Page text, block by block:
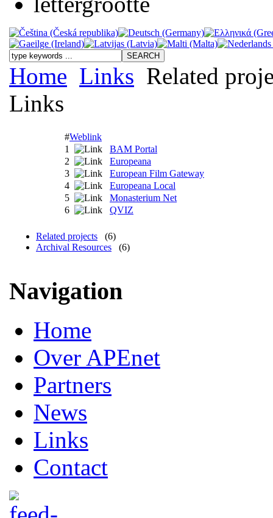
Home Links Related
Links
#Weblink
1
BAM Portal
2
Europeana
3
European Film Gateway
4
Europeana Local
5
Monasterium Net
6
QVIZ
Related projects
(6)
Archival Resources
(6)
Navigation
Home
Over APEnet
Partners
News
Links
Contact